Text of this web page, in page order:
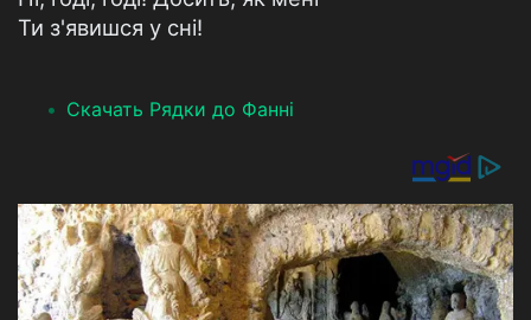
Ти з'явишся у сні!
Скачать Рядки до Фанні